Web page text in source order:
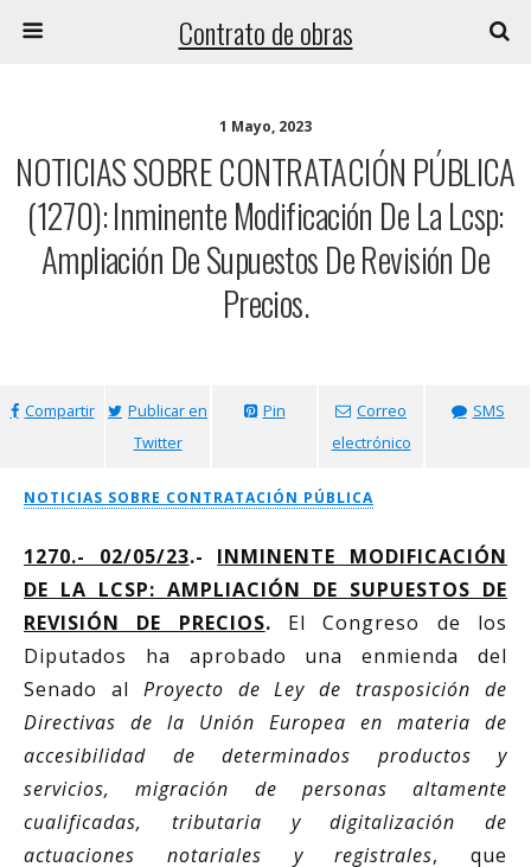
Contrato de obras
1 Mayo, 2023
NOTICIAS SOBRE CONTRATACIÓN PÚBLICA
(1270): Inminente Modificación De La Lcsp:
Ampliación De Supuestos De Revisión De
Precios.
Compartir
Publicar en
Twitter
Pin
Correo
electrónico
SMS
NOTICIAS SOBRE CONTRATACIÓN PÚBLICA
1270.- 02/05/23.- INMINENTE MODIFICACIÓN
DE LA LCSP: AMPLIACIÓN DE SUPUESTOS DE
REVISIÓN DE PRECIOS. El Congreso de los
Diputados ha aprobado una enmienda del
Senado al Proyecto de Ley de trasposición de
Directivas de la Unión Europea en materia de
accesibilidad de determinados productos y
servicios, migración de personas altamente
cualificadas, tributaria y digitalización de
actuaciones notariales y registrales, que